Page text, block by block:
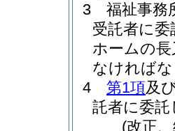
3
福祉事務
受託者に
ホームの
なければ
4
第1項及
託者に委
(改正